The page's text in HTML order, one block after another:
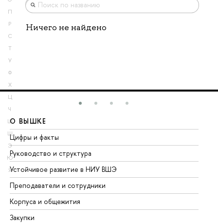
П
Р
С
Т
У
Ф
Х
Ц
Ч
Ш
Щ
Э
Ю
Я
Ничего не найдено
О ВЫШКЕ
Цифры и факты
Руководство и структура
Устойчивое развитие в НИУ ВШЭ
Преподаватели и сотрудники
Корпуса и общежития
Закупки